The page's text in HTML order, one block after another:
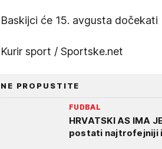
Baskijci će 15. avgusta dočekati
Kurir sport / Sportske.net
NE PROPUSTITE
FUDBAL
HRVATSKI AS IMA
postati najtrofejniji